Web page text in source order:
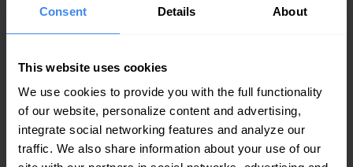
Consent Details About
This website uses cookies
We use cookies to provide you with the full functionality
of our website, personalize content and advertising,
integrate social networking features and analyze our
traffic. We also share information about your use of our
Point unique
Statistiques
Appels, itinéraires, visites sur site, vues du profil, etc.